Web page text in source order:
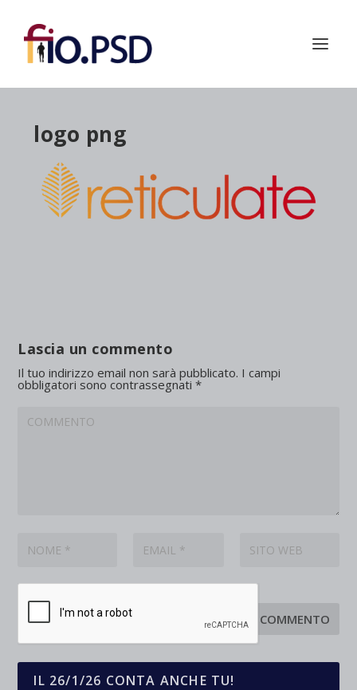
logo png
Lascia un commento
Il tuo indirizzo email non sarà pubblicato. I campi
obbligatori sono contrassegnati*
IL 26/1/26 CONTA ANCHE TU!